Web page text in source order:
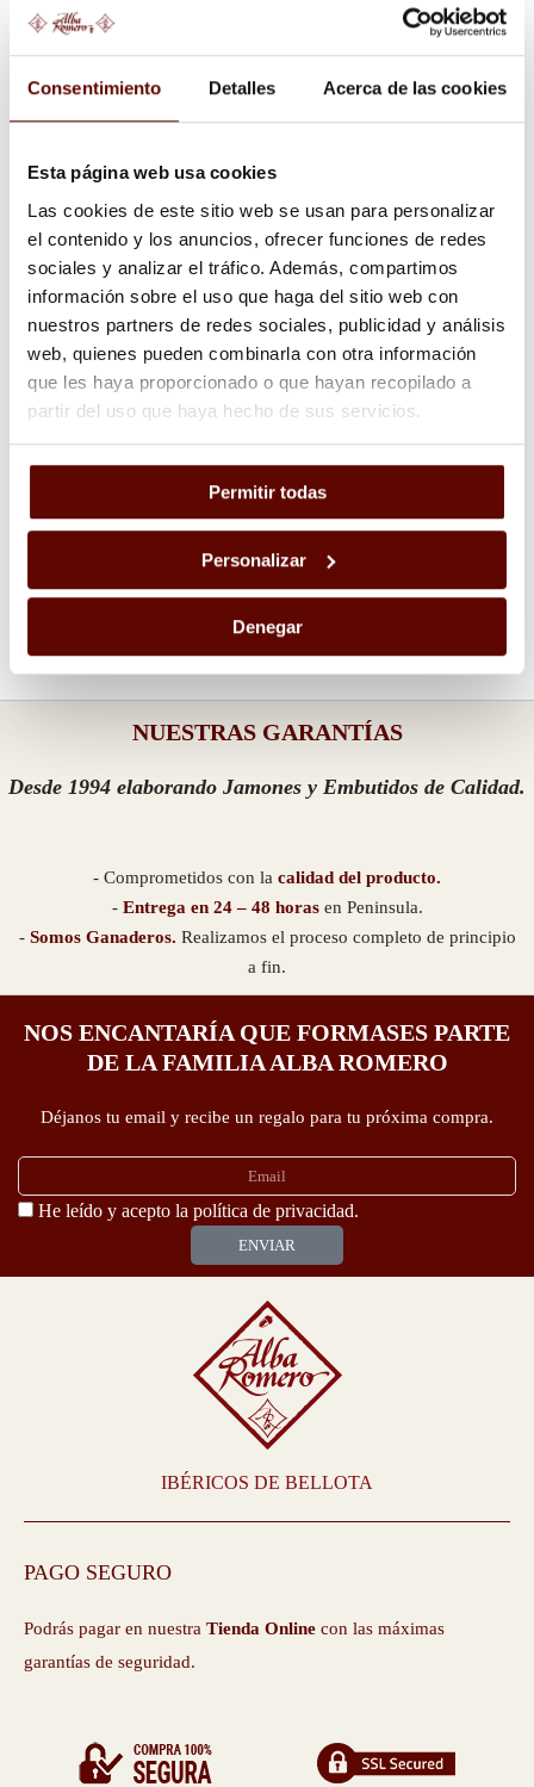
Consentimiento Detalles Acerca de las cookies
Esta página web usa cookies
Las cookies de este sitio web se usan para personalizar
el contenido y los anuncios, ofrecer funciones de redes
sociales y analizar el tráfico. Además, compartimos
información sobre el uso que haga del sitio web con
nuestros partners de redes sociales, publicidad y análisis
web, quienes pueden combinarla con otra información
que les haya proporcionado o que hayan recopilado a
partir del uso que haya hecho de sus servicios.
Permitir todas
Personalizar
Denegar
BUSCAR PRODUCTO
r
c
h
.
.
CALIDAD CERTIFICADA
Nuestros productos están certificados y pasan exhaustivos
controles de calidad.
NUESTRAS GARANTÍAS
Desde 1994 elaborando Jamones y Embutidos de Calidad.
- Comprometidos con la calidad del producto.
- Entrega en 24 – 48 horasen Peninsula.
- Somos Ganaderos. Realizamos el proceso completo de principio
a fin.
NOS ENCANTARÍA QUE FORMASES PARTE
DE LA FAMILIA ALBA ROMERO
Déjanos tu email y recibe un regalo para tu próxima compra.
Politica-
He leído y acepto la política de privacidad.
ENVIAR
IBÉRICOS DE BELLOTA
PAGO SEGURO
Podrás pagar en nuestra Tienda Online con las máximas
garantías de seguridad.